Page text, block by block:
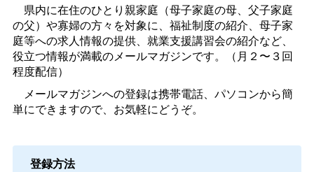
県内に在住のひとり親家庭（母子家庭の母、父子家庭
の父）や寡婦の方々を対象に、福祉制度の紹介、母子家
庭等への求人情報の提供、就業支援講習会の紹介など、
役立つ情報が満載のメールマガジンです。（月２〜３回
程度配信）
メールマガジンへの登録は携帯電話、パソコンから簡
単にできますので、お気軽にどうぞ。
登録方法